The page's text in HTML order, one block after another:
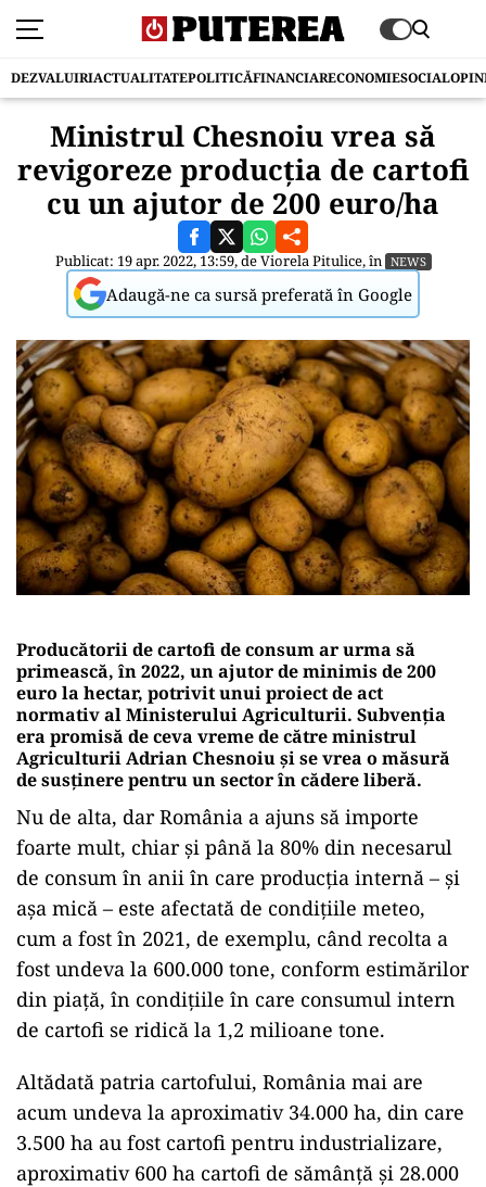
DEZVALUIRIACTUALITATEPOLITICĂFINANCIARECONOMIESOCIAL
Ministrul Chesnoiu vrea să
revigoreze producția de cartofi
cu un ajutor de 200 euro/ha
Publicat: 19 apr. 2022, 13:59, deViorela Pitulice, în NEWS
Adaugă-ne ca sursă preferată în Google
Producătorii de cartofi de consum ar urma să
primească, în 2022, un ajutor de minimis de 200
euro la hectar, potrivit unui proiect de act
normativ al Ministerului Agriculturii. Subvenția
era promisă de ceva vreme de către ministrul
Agriculturii Adrian Chesnoiu și se vrea o măsură
de susținere pentru un sector în cădere liberă.
Nu de alta, dar România a ajuns să importe
foarte mult, chiar și până la 80% din necesarul
de consum în anii în care producția internă – și
așa mică – este afectată de condițiile meteo,
cum a fost în 2021, de exemplu, când recolta a
fost undeva la 600.000 tone, conform estimărilor
din piață, în condițiile în care consumul intern
de cartofi se ridică la 1,2 milioane tone.
Altădată patria cartofului, România mai are
acum undeva la aproximativ 34.000 ha, din care
3.500 ha au fost cartofi pentru industrializare,
aproximativ 600 ha cartofi de sămânță și 28.000